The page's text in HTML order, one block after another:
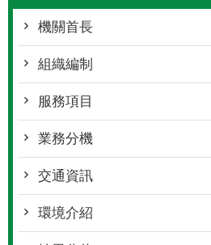
機關首長
組織編制
服務項目
業務分機
交通資訊
環境介紹